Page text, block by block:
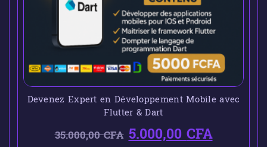
Devenez Expert en Développement Mobile avec
Flutter & Dart
35.000,00CFA 5.000,00CFA